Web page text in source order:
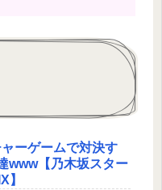
ーゲームで対決す
www【乃木坂スター
】